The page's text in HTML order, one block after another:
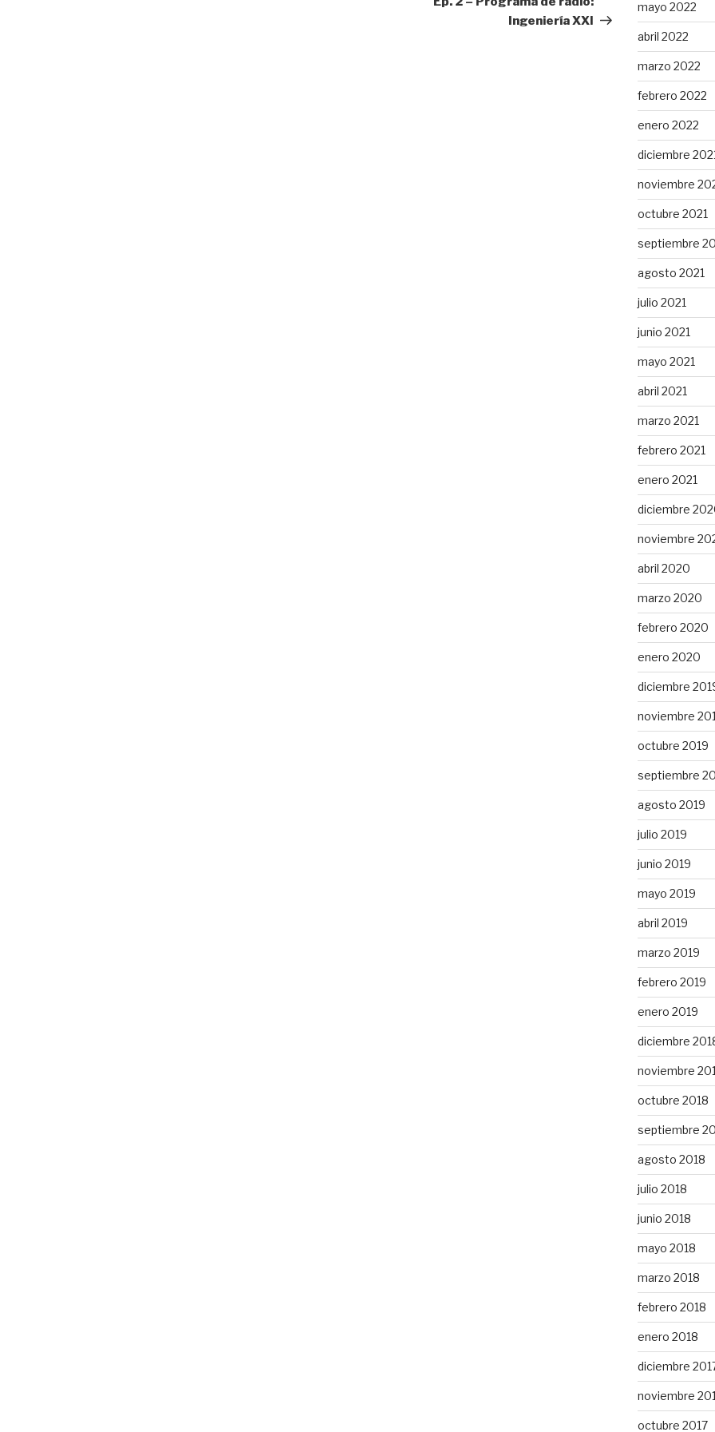
Ingeniería XXI
mayo 2022
abril 2022
marzo 2022
febrero 2022
enero 2022
diciembre
noviembre
octubre 2021
septiembre
agosto 2021
julio 2021
junio 2021
mayo 2021
abril 2021
marzo 2021
febrero 2021
enero 2021
diciembre
noviembre
abril 2020
marzo 2020
febrero 2020
enero 2020
diciembre
noviembre
octubre 2019
septiembre
agosto 2019
julio 2019
junio 2019
mayo 2019
abril 2019
marzo 2019
febrero 2019
enero 2019
diciembre
noviembre
octubre 2018
septiembre
agosto 2018
julio 2018
junio 2018
mayo 2018
marzo 2018
febrero 2018
enero 2018
diciembre
noviembre
octubre 2017